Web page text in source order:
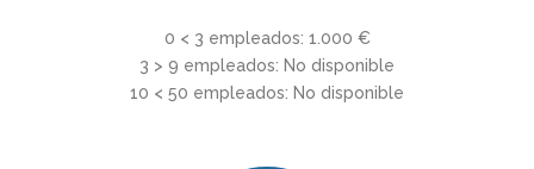
0 < 3 empleados: 1.000 €
3 > 9 empleados: No disponible
10 < 50 empleados: No disponible